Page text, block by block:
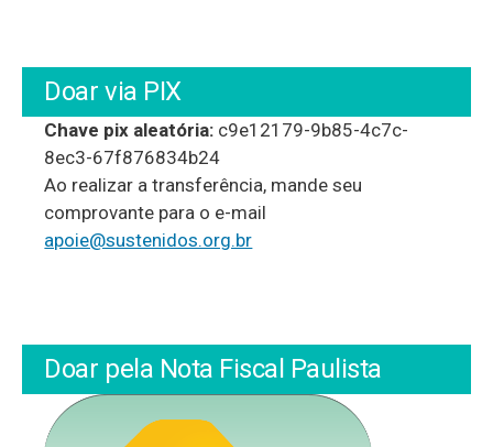
Doar via PIX
Chave pix aleatória: c9e12179-9b85-4c7c-
8ec3-67f876834b24
Ao realizar a transferência, mande seu
comprovante para o e-mail
apoie@sustenidos.org.br
Doar pela Nota Fiscal Paulista